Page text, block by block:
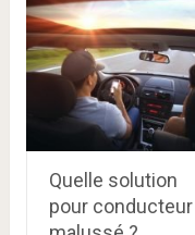
Quelle solution
pour conducteur